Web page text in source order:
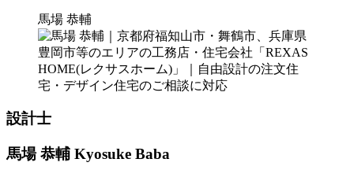
馬場 恭輔
設計士
馬場 恭輔 Kyosuke Baba